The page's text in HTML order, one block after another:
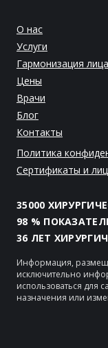
О нас
Услуги
Гармонизация лица
Цены
Врачи
Блог
Контакты
Политика
Сертификаты и
35000
98 %
36 ЛЕТ
Информация,
исключительно
использоваться для
назначения или